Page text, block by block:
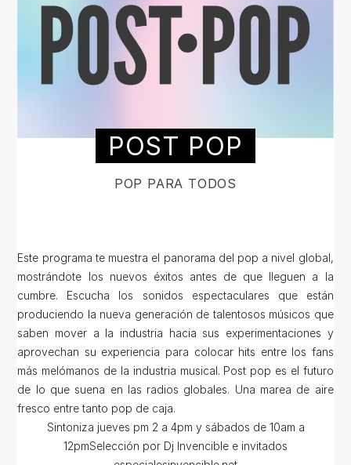
POST POP
POP PARA TODOS
Este programa te muestra el panorama del pop a nivel global,
mostrándote los nuevos éxitos antes de que lleguen a la
cumbre. Escucha los sonidos espectaculares que están
produciendo la nueva generación de talentosos músicos que
saben mover a la industria hacia sus experimentaciones y
aprovechan su experiencia para colocar hits entre los fans
más melómanos de la industria musical. Post pop es el futuro
de lo que suena en las radios globales. Una marea de aire
fresco entre tanto pop de caja.
Sintoniza jueves pm 2 a 4pm y sábados de 10am a
12pmSelección por Dj Invencible e invitados